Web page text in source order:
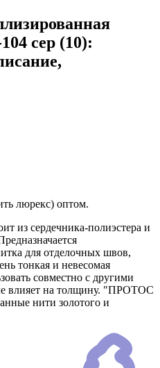
сер (10):
люрекс) оптом.
из сердечника-полиэстера и
для отделочных швов,
тонкая и невесомая
совместно с другими
влияет на толщину. "ПРОТОС
нити золотого и